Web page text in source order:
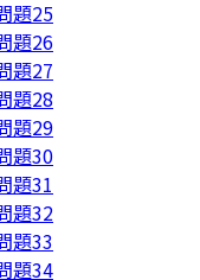
題25
題26
題27
題28
題29
題30
題31
題32
題33
題34